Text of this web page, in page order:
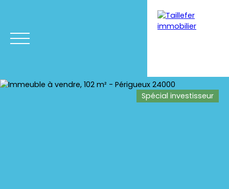
Spécial investisseur